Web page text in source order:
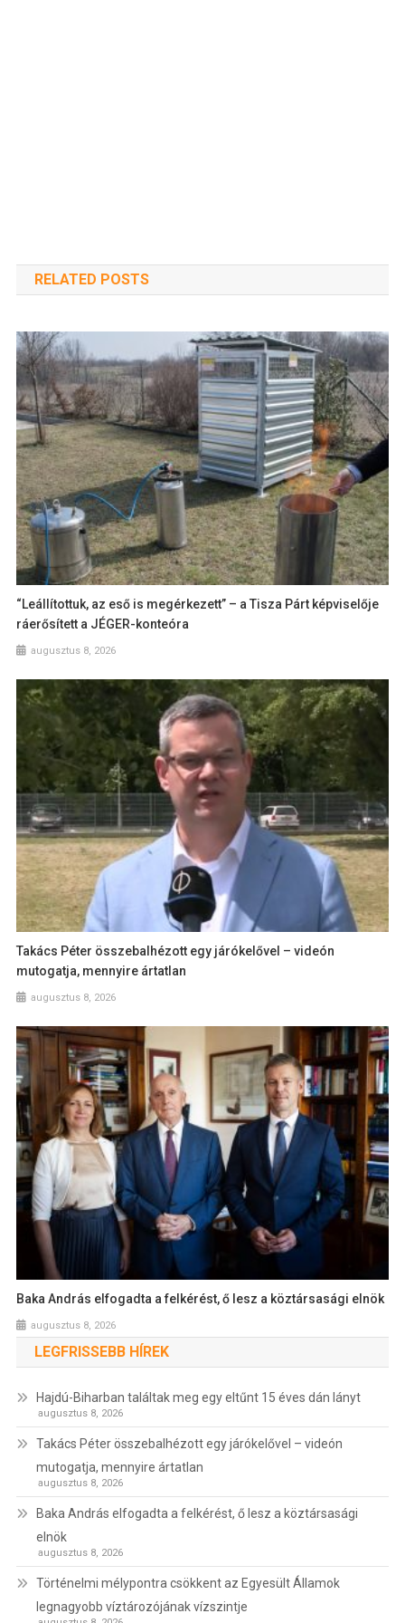
RELATED POSTS
“Leállítottuk, az eső is megérkezett” – a Tisza Párt képviselője
ráerősített a JÉGER-konteóra
augusztus 8, 2026
Takács Péter összebalhézott egy járókelővel – videón
mutogatja, mennyire ártatlan
augusztus 8, 2026
Baka András elfogadta a felkérést, ő lesz a köztársasági elnök
augusztus 8, 2026
LEGFRISSEBB HÍREK
Hajdú-Biharban találtak meg egy eltűnt 15 éves dán lányt
augusztus 8, 2026
Takács Péter összebalhézott egy járókelővel – videón
mutogatja, mennyire ártatlan
augusztus 8, 2026
Baka András elfogadta a felkérést, ő lesz a köztársasági
elnök
augusztus 8, 2026
Történelmi mélypontra csökkent az Egyesült Államok
legnagyobb víztározójának vízszintje